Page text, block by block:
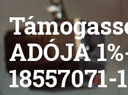
ADÓJA
18557071-